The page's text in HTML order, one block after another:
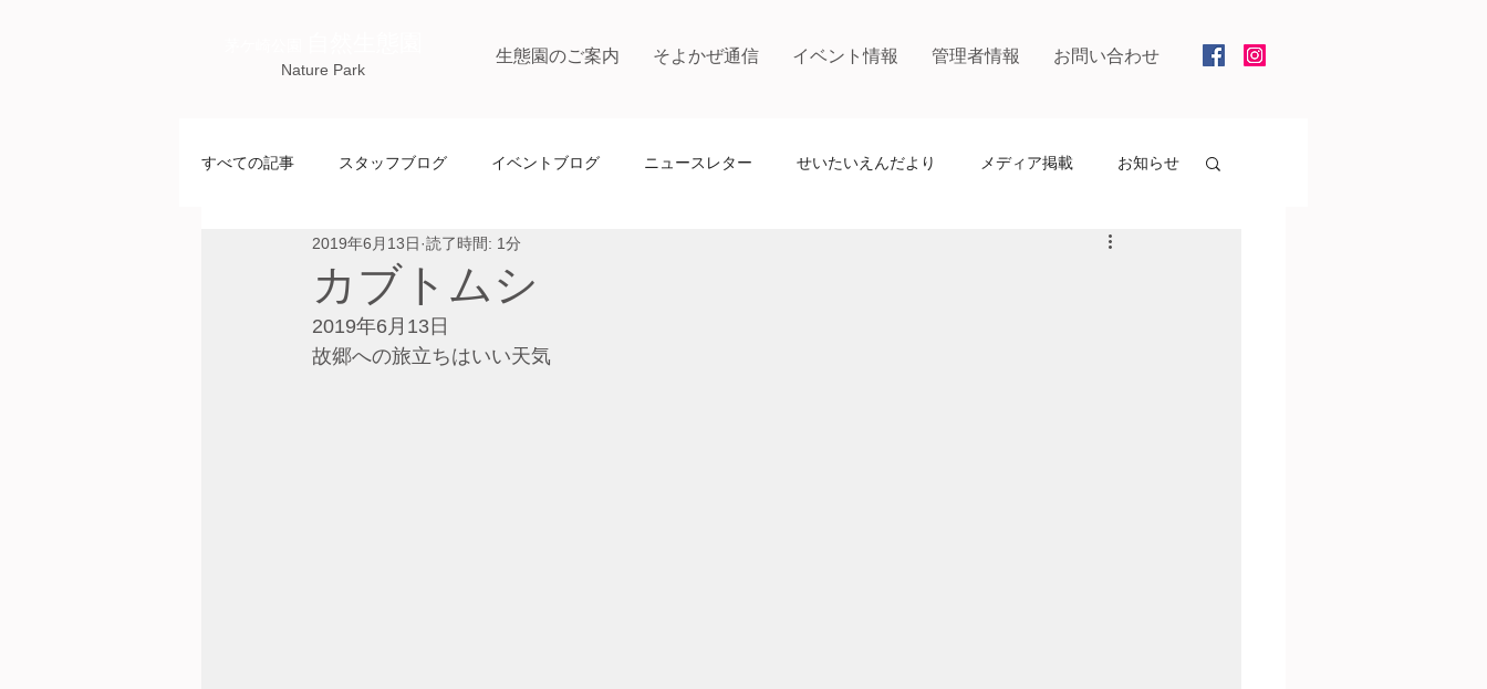
Nature Park
生態園のご案内 そよかぜ通信 イベント情報 管理者情報 お問い合わせ
すべての記事 スタッフブログ イベントブログ ニュースレター せいたいえんだより メディア掲載 お知らせ
カブトムシ
2019年6月13日 読了時間: 1分
2019年6月13日
故郷への旅立ちはいい天気